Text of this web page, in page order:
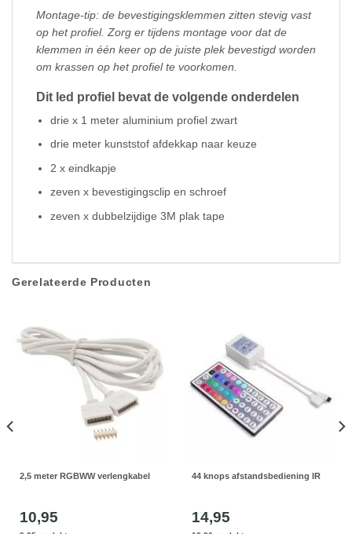
Montage-tip: de bevestigingsklemmen zitten stevig vast
op het profiel. Zorg er tijdens montage voor dat de
klemmen in één keer op de juiste plek bevestigd worden
om krassen op het profiel te voorkomen.
Dit led profiel bevat de volgende onderdelen
drie x 1 meter aluminium profiel zwart
drie meter kunststof afdekkap naar keuze
2 x eindkapje
zeven x bevestigingsclip en schroef
zeven x dubbelzijdige 3M plak tape
Gerelateerde Producten
2,5 meter RGBWW verlengkabel
10,95
44 knops afstandsbediening IR
14,95